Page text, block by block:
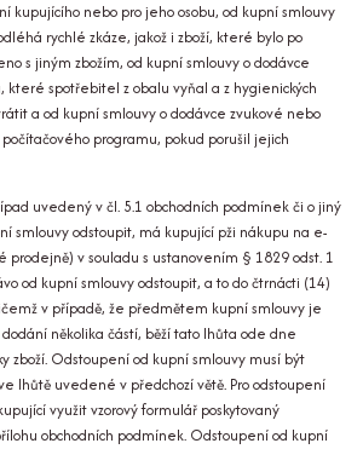
kupujícího nebo pro jeho osobu, od kupní smlouvy
rychlé zkáze, jakož i zboží, které bylo po
s jiným zbožím, od kupní smlouvy o dodávce
které spotřebitel z obalu vyňal a z hygienických
a od kupní smlouvy o dodávce zvukové nebo
programu, pokud porušil jejich
uvedený v čl. 5.1 obchodních podmínek či o jiný
smlouvy odstoupit, má kupující pži nákupu na e-
prodejně) v souladu s ustanovením § 1829 odst. 1
od kupní smlouvy odstoupit, a to do čtrnácti (14)
v případě, že předmětem kupní smlouvy je
několika částí, běží tato lhůta ode dne
zboží. Odstoupení od kupní smlouvy musí být
lhůtě uvedené v předchozí větě. Pro odstoupení
využit vzorový formulář poskytovaný
obchodních podmínek. Odstoupení od kupní